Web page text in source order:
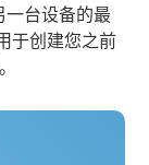
一台设备的最
于创建您之前